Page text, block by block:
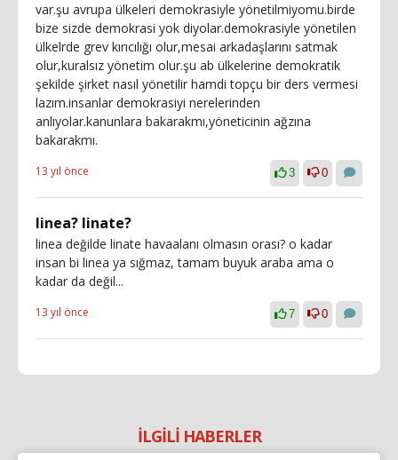
var.şu avrupa ülkeleri demokrasiyle yönetilmiyomu.birde
bize sizde demokrasi yok diyolar.demokrasiyle yönetilen
ülkelrde grev kırıcılığı olur,mesai arkadaşlarını satmak
olur,kuralsız yönetim olur.şu ab ülkelerine demokratik
şekilde şirket nasıl yönetilir hamdi topçu bir ders vermesi
lazım.insanlar demokrasiyi nerelerinden
anlıyolar.kanunlara bakarakmı,yöneticinin ağzına
bakarakmı.
13 yıl önce 3 0
linea? linate?
linea değilde linate havaalanı olmasın orası? o kadar
insan bi linea ya sığmaz, tamam buyuk araba ama o
kadar da değil...
13 yıl önce 7 0
İLGİLİ HABERLER